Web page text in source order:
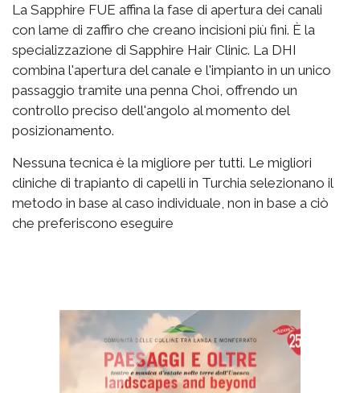
La Sapphire FUE affina la fase di apertura dei canali
con lame di zaffiro che creano incisioni più fini. È la
specializzazione di Sapphire Hair Clinic. La DHI
combina l'apertura del canale e l'impianto in un unico
passaggio tramite una penna Choi, offrendo un
controllo preciso dell'angolo al momento del
posizionamento.
Nessuna tecnica è la migliore per tutti. Le migliori
cliniche di trapianto di capelli in Turchia selezionano il
metodo in base al caso individuale, non in base a ciò
che preferiscono eseguire